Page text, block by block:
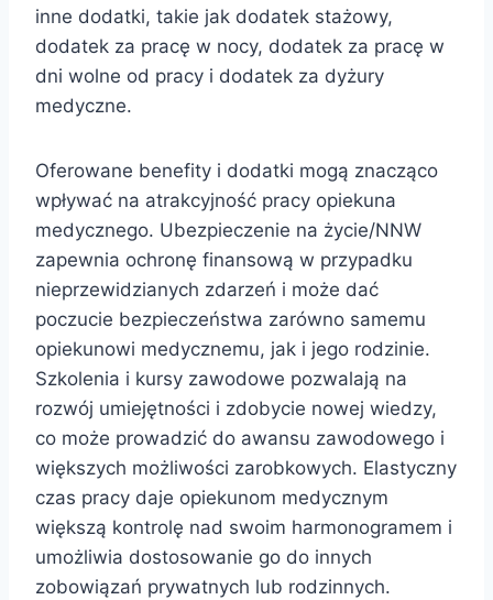
inne dodatki, takie jak dodatek stażowy,
dodatek za pracę w nocy, dodatek za pracę w
dni wolne od pracy i dodatek za dyżury
medyczne.
Oferowane benefity i dodatki mogą znacząco
wpływać na atrakcyjność pracy opiekuna
medycznego. Ubezpieczenie na życie/NNW
zapewnia ochronę finansową w przypadku
nieprzewidzianych zdarzeń i może dać
poczucie bezpieczeństwa zarówno samemu
opiekunowi medycznemu, jak i jego rodzinie.
Szkolenia i kursy zawodowe pozwalają na
rozwój umiejętności i zdobycie nowej wiedzy,
co może prowadzić do awansu zawodowego i
większych możliwości zarobkowych. Elastyczny
czas pracy daje opiekunom medycznym
większą kontrolę nad swoim harmonogramem i
umożliwia dostosowanie go do innych
zobowiązań prywatnych lub rodzinnych.